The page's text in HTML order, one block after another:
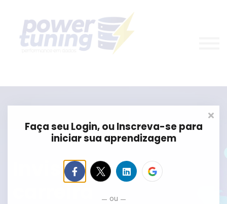
Nosso Time
Entre em Contato
Invista na sua
Faça seu Login, ou Inscreva-se para
iniciar sua aprendizagem
ou